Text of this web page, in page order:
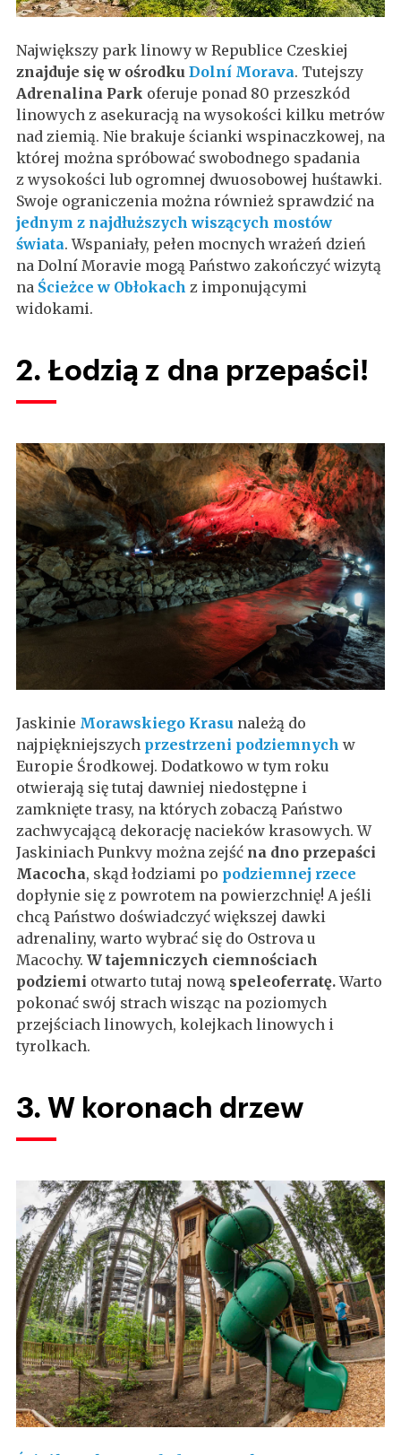
Największy park linowy w Republice Czeskiej
znajduje się w ośrodku Dolní Morava. Tutejszy
Adrenalina Park oferuje ponad 80 przeszkód
linowych z asekuracją na wysokości kilku metrów
nad ziemią. Nie brakuje ścianki wspinaczkowej, na
której można spróbować swobodnego spadania
z wysokości lub ogromnej dwuosobowej huśtawki.
Swoje ograniczenia można również sprawdzić na
jednym z najdłuższych wiszących mostów
świata. Wspaniały, pełen mocnych wrażeń dzień
na Dolní Moravie mogą Państwo zakończyć wizytą
na Ścieżce w Obłokach z imponującymi
widokami.
2. Łodzią z dna przepaści!
Jaskinie Morawskiego Krasu należą do
najpiękniejszych przestrzeni podziemnych w
Europie Środkowej. Dodatkowo w tym roku
otwierają się tutaj dawniej niedostępne i
zamknięte trasy, na których zobaczą Państwo
zachwycającą dekorację nacieków krasowych. W
Jaskiniach Punkvy można zejść na dno przepaści
Macocha, skąd łodziami po podziemnej rzece
dopłynie się z powrotem na powierzchnię! A jeśli
chcą Państwo doświadczyć większej dawki
adrenaliny, warto wybrać się do Ostrova u
Macochy. W tajemniczych ciemnościach
podziemi otwarto tutaj nową speleoferratę.Warto
pokonać swój strach wisząc na poziomych
przejściach linowych, kolejkach linowych i
tyrolkach.
3. W koronach drzew